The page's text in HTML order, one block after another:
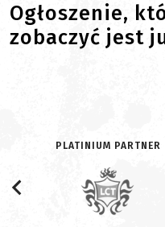
Ogłoszenie,
zobaczyć jest
PLATINIUM PARTNER